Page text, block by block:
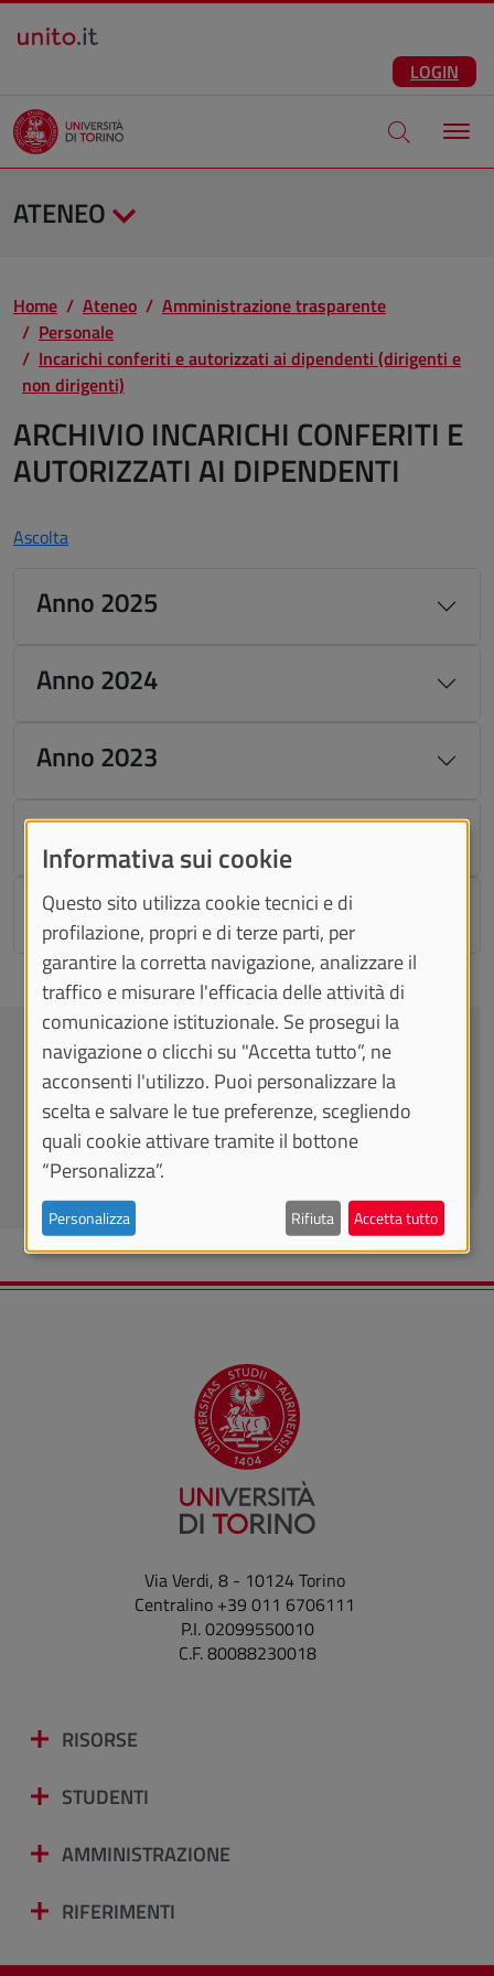
Salta al contenuto principale
LOGIN
Apri modale
ATENEO
Home Ateneo
Amministrazione trasparente
Personale
Incarichi conferiti e autorizzati ai dipendenti (dirigenti e
non dirigenti)
ARCHIVIO INCARICHI CONFERITI E
AUTORIZZATI AI DIPENDENTI
Ascolta
Anno 2025
Anno 2024
Anno 2023
Anno 2022
Anno 2021
CONTATTACI
trasparenza@unito.it
Via Verdi, 8 - 10124 Torino
Centralino +39 011 6706111
P.I. 02099550010
C.F. 80088230018
RISORSE
STUDENTI
AMMINISTRAZIONE
RIFERIMENTI
Informativa sui cookie
Questo sito utilizza cookie tecnici e di
profilazione, propri e di terze parti, per
garantire la corretta navigazione, analizzare il
traffico e misurare l'efficacia delle attività di
comunicazione istituzionale. Se prosegui la
navigazione o clicchi su "Accetta tutto”, ne
acconsenti l'utilizzo. Puoi personalizzare la
scelta e salvare le tue preferenze, scegliendo
quali cookie attivare tramite il bottone
“Personalizza”.
Personalizza Rifiuta Accetta tutto